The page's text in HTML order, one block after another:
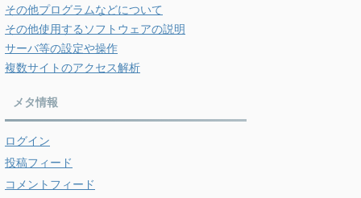
その他プログラムなどについて
その他使用するソフトウェアの説明
サーバ等の設定や操作
複数サイトのアクセス解析
メタ情報
ログイン
投稿フィード
コメントフィード